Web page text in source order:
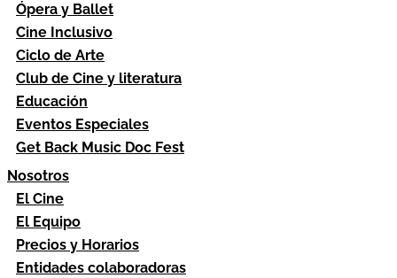
Ópera y Ballet
Cine Inclusivo
Ciclo de Arte
Club de Cine y literatura
Educación
Eventos Especiales
Get Back Music Doc Fest
Nosotros
El Cine
El Equipo
Precios y Horarios
Entidades colaboradoras